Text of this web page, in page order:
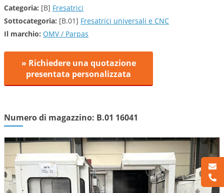
Categoria: [B] Fresatrici
Sottocategoria: [B.01] Fresatrici universali e CNC
Il marchio: OMV / Parpas
» Richiedere una quotazione
presentata personalizzata
Numero di magazzino: B.01 16041